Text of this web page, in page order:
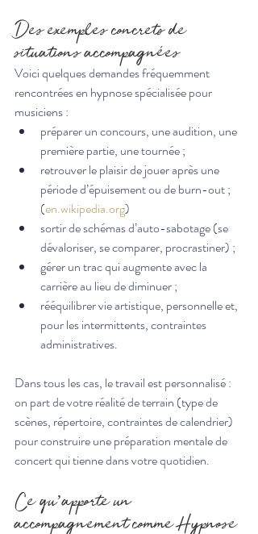
Des exemples concrets de
situations accompagnées
Voici quelques demandes fréquemment
rencontrées en hypnose spécialisée pour
musiciens :
préparer un concours, une audition, une
première partie, une tournée ;
retrouver le plaisir de jouer après une
période d’épuisement ou de burn-out ;
(en.wikipedia.org)
sortir de schémas d’auto-sabotage (se
dévaloriser, se comparer, procrastiner) ;
gérer un trac qui augmente avec la
carrière au lieu de diminuer ;
rééquilibrer vie artistique, personnelle et,
pour les intermittents, contraintes
administratives.
Dans tous les cas, le travail est personnalisé :
on part de votre réalité de terrain (type de
scènes, répertoire, contraintes de calendrier)
pour construire une préparation mentale de
concert qui tienne dans votre quotidien.
Ce qu’apporte un
accompagnement comme Hypnose